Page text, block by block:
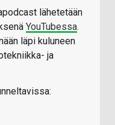
lähetetään
YouTubessa.
läpi kuluneen
ja